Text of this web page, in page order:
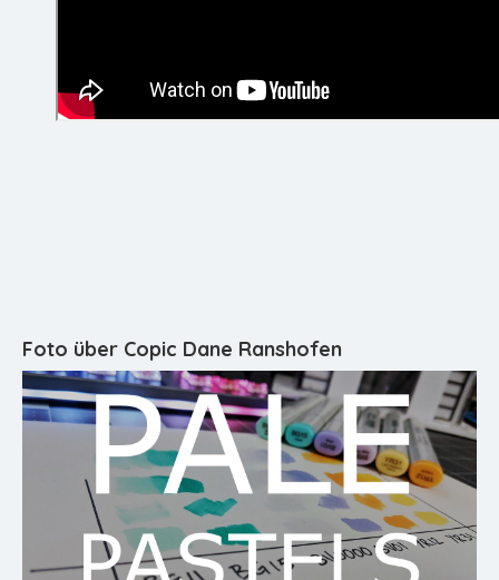
Foto über Copic Dane Ranshofen